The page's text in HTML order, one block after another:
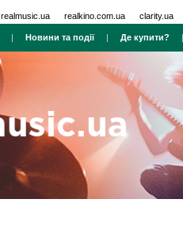
realmusic.ua realkino.com.ua clarity.ua
| Новини та події| Де купити?